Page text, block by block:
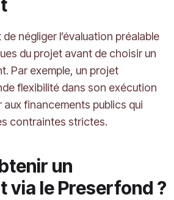
négliger l’évaluation préalable
du projet avant de choisir un
Par exemple, un projet
flexibilité dans son exécution
financements publics qui
contraintes strictes.
un
via le Preserfond ?